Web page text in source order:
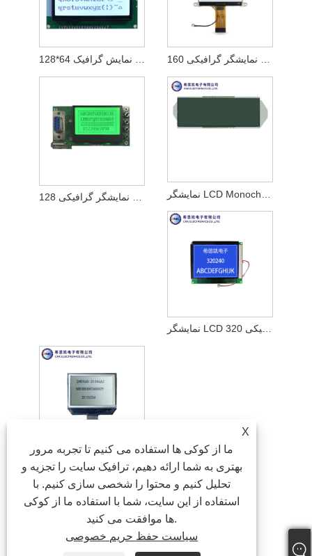
نمایشگر LCD گرافیکی 320x240
X
ما از کوکی ها استفاده می کنیم تا تجربه مرور
بهتری به شما ارائه دهیم، ترافیک سایت را تجزیه و
تحلیل کنیم و محتوا را شخصی سازی کنیم. با
استفاده از این سایت، شما با استفاده ما از کوکی
ها موافقت می کنید.
سیاست حفظ حریم خصوصی